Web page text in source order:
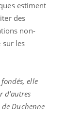
estiment
des
non-
sur les
fondés, elle
Duchenne